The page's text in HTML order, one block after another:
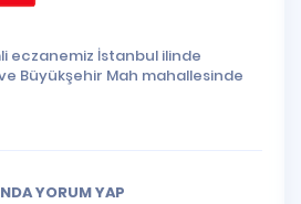
eczanemiz İstanbul ilinde
Büyükşehir Mah mahallesinde
YORUM YAP